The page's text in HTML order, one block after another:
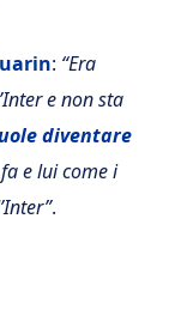
: “Era
e non sta
diventare
e lui come i
.